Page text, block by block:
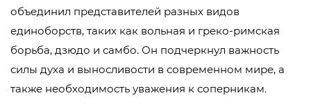
объединил представителей разных видов
единоборств, таких как вольная и греко-римская
борьба, дзюдо и самбо. Он подчеркнул важность
силы духа и выносливости в современном мире, а
также необходимость уважения к соперникам.